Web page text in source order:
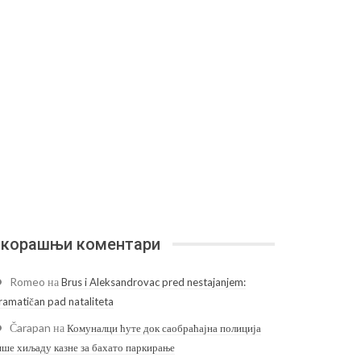
коментари
Romeo наBrus i Aleksandrovac pred nestajanjem:
pad nataliteta
Čarapan наКомуналци ћуте док саобраћајна полиција
хиљаду казне за бахато паркирање